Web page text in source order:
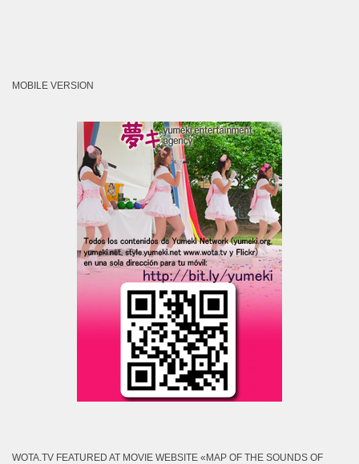
MOBILE VERSION
WOTA.TV FEATURED AT MOVIE WEBSITE «MAP OF THE SOUNDS OF